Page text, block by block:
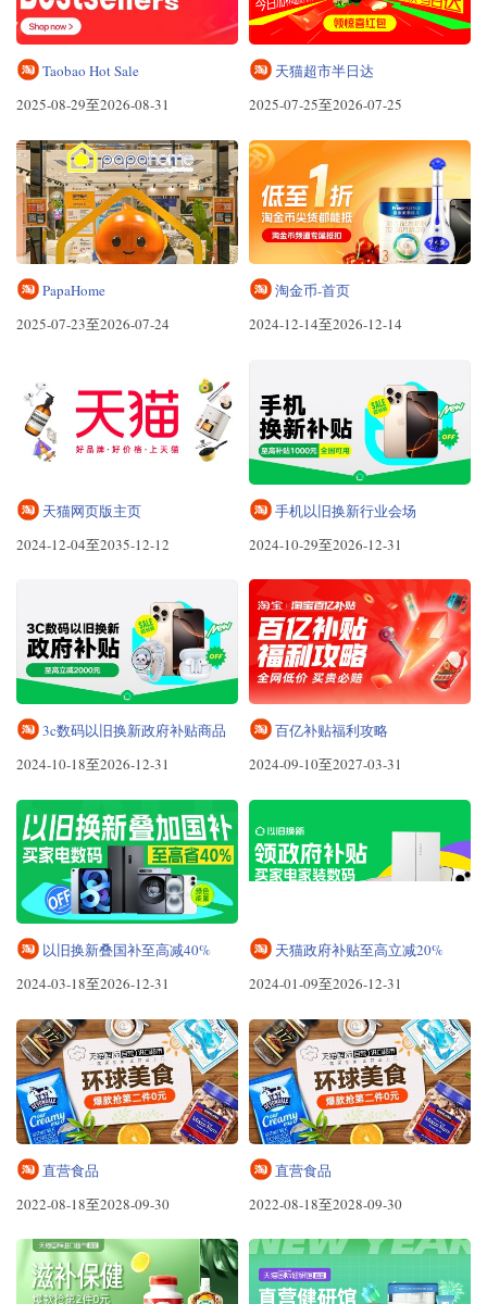
Taobao Hot Sale
2025-08-29至2026-08-31
天猫超市半日达
2025-07-25至2026-07-25
PapaHome
2025-07-23至2026-07-24
淘金币-首页
2024-12-14至2026-12-14
天猫网页版主页
2024-12-04至2035-12-12
手机以旧换新行业会场
2024-10-29至2026-12-31
3c数码以旧换新政府补贴商品
2024-10-18至2026-12-31
百亿补贴福利攻略
2024-09-10至2027-03-31
以旧换新叠国补至高减40%
2024-03-18至2026-12-31
天猫政府补贴至高立减20%
2024-01-09至2026-12-31
直营食品
2022-08-18至2028-09-30
直营食品
2022-08-18至2028-09-30